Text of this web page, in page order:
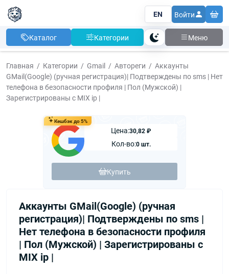
EN Войти
Каталог Категории Тема Меню
Главная Категории Gmail Автореги
Аккаунты
GMail(Google) (ручная регистрация)| Подтверждены по sms | Нет
телефона в безопасности профиля | Пол (Мужской) |
Зарегистрированы с MIX ip |
Кешбэк до 5%
Цена:30,82 ₽
Кол-во:0 шт.
Купить
Аккаунты GMail(Google) (ручная
регистрация)| Подтверждены по sms |
Нет телефона в безопасности профиля
| Пол (Мужской) | Зарегистрированы с
MIX ip |